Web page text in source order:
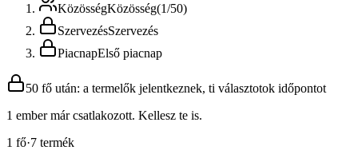
KözösségKözösség(1/50)
SzervezésSzervezés
PiacnapElső piacnap
50 fő után: a termelők jelentkeznek, ti választotok időpontot
1 ember már csatlakozott. Kellesz te is.
1 fő·7 termék